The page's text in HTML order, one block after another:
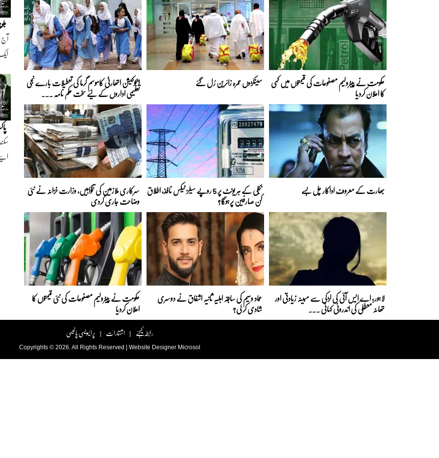
حکومت نے پیٹرولیم مصنوعات کی قیمتوں میں کمی
کا اعلان کردیا
سینکڑوں عمرہ زائرین رُل گئے ایجوکیشن اتھارٹی کاموسمِ گرما کی تعطیلات بارے نجی
تعلیمی اداروں کے لیے سخت حکم نامہ ...
بھارت کے معروف اداکار چل بسے بجلی کے ہر یونٹ پر 5 روپے سیلز ٹیکس نافذ، اطلاق
کن صارفین پرہوگا؟
سرکاری ملازمین کی تنخواہیں، وزارت خزانہ نے نئی
وضاحت جاری کردی
لاہور؛ اے ایس آئی کی لڑکی سے مبینہ زیادتی اور
تھانہ معطلی کی اندرونی کہانی ...
عماد وسیم کی سابقہ اہلیہ ثانیہ اشفاق نے دوسری
شادی کر لی؟
حکومت نے پیٹرولیم مصنوعات کی نئی قیمتوں کا
اعلان کردیا
رابطہ کیجئے | اشتہارات | پرائیویسی پالیسی
Copyrights © 2026. All Rights Reserved | Website Designer Microsol